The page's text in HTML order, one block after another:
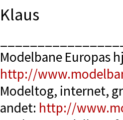
Klaus
Modelbane Europas
http://
Modeltog, internet,
andet: http://